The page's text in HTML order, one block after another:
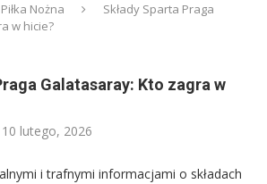
Piłka Nożna
Składy Sparta Praga
w hicie?
Galatasaray: Kto zagra w
10 lutego, 2026
i trafnymi informacjami o składach